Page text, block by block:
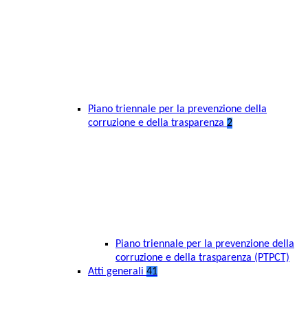
Piano triennale per la prevenzione della
corruzione e della trasparenza 2
Piano triennale per la prevenzione della
corruzione e della trasparenza (PTPCT)
Atti generali 41